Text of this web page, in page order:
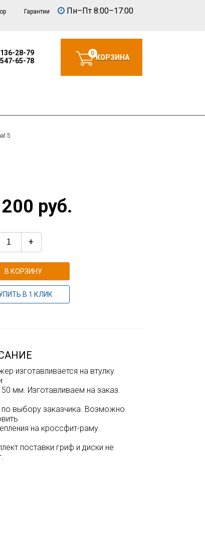
Гарантии Пн–Пт 8:00–17:00
28-79
65-78
0КОРЗИНА
5
руб.
+
В КОРЗИНУ
В 1 КЛИК
изготавливается на втулку
50 мм. Изготавливаем на заказ.
по выбору заказчика. Возможно
на кроссфит-раму.
поставки гриф и диски не